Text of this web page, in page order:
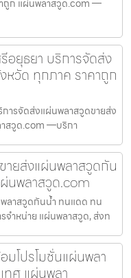
าถูก แผ่นพลาสวูด.com —
อยุธยา บริการจัดส่ง
หวัด ทุกภาค ราคาถูก
ารจัดส่งแผ่นพลาสวูดขายส่ง
สวูด.com —บริกา
ยส่งแผ่นพลาสวูดกัน
นพลาสวูด.com
ลาสวูดกันน้ำ ทนแดด ทน
ำหน่าย แผ่นพลาสวูด, ส่งท
โปรโมชั่นแผ่นพลา
ทศ แผ่นพลา